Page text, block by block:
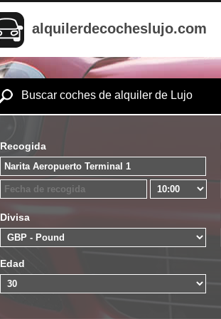
alquilerdecocheslujo.com
Buscar coches de alquiler de Lujo
Recogida
Divisa
Edad